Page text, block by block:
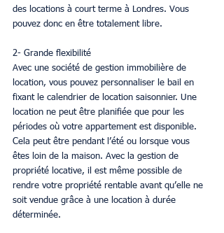
des locations à court terme à Londres. Vous
pouvez donc en être totalement libre.
2- Grande flexibilité
Avec une société de gestion immobilière de
location, vous pouvez personnaliser le bail en
fixant le calendrier de location saisonnier. Une
location ne peut être planifiée que pour les
périodes où votre appartement est disponible.
Cela peut être pendant l’été ou lorsque vous
êtes loin de la maison. Avec la gestion de
propriété locative, il est même possible de
rendre votre propriété rentable avant qu’elle ne
soit vendue grâce à une location à durée
déterminée.